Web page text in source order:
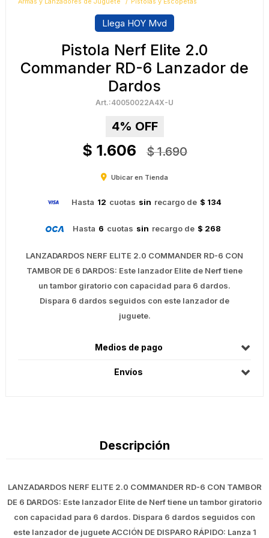
Armas y Lanzadores de Juguete Pistolas y Escopetas
Llega HOY Mvd
Pistola Nerf Elite 2.0
Commander RD-6 Lanzador de
Dardos
40050022A4X-U
4
$ 1.606 $ 1.690
Ubicar en Tienda
Hasta 12 cuotas sin recargo de $ 134
Hasta 6 cuotas sin recargo de $ 268
LANZADARDOS NERF ELITE 2.0 COMMANDER RD-6 CON
TAMBOR DE 6 DARDOS: Este lanzador Elite de Nerf tiene
un tambor giratorio con capacidad para 6 dardos.
Dispara 6 dardos seguidos con este lanzador de
juguete.
Medios de pago
Envíos
Descripción
LANZADARDOS NERF ELITE 2.0 COMMANDER RD-6 CON TAMBOR
DE 6 DARDOS: Este lanzador Elite de Nerf tiene un tambor giratorio
con capacidad para 6 dardos. Dispara 6 dardos seguidos con
este lanzador de juguete ACCIÓN DE DISPARO RÁPIDO: Lanza 1